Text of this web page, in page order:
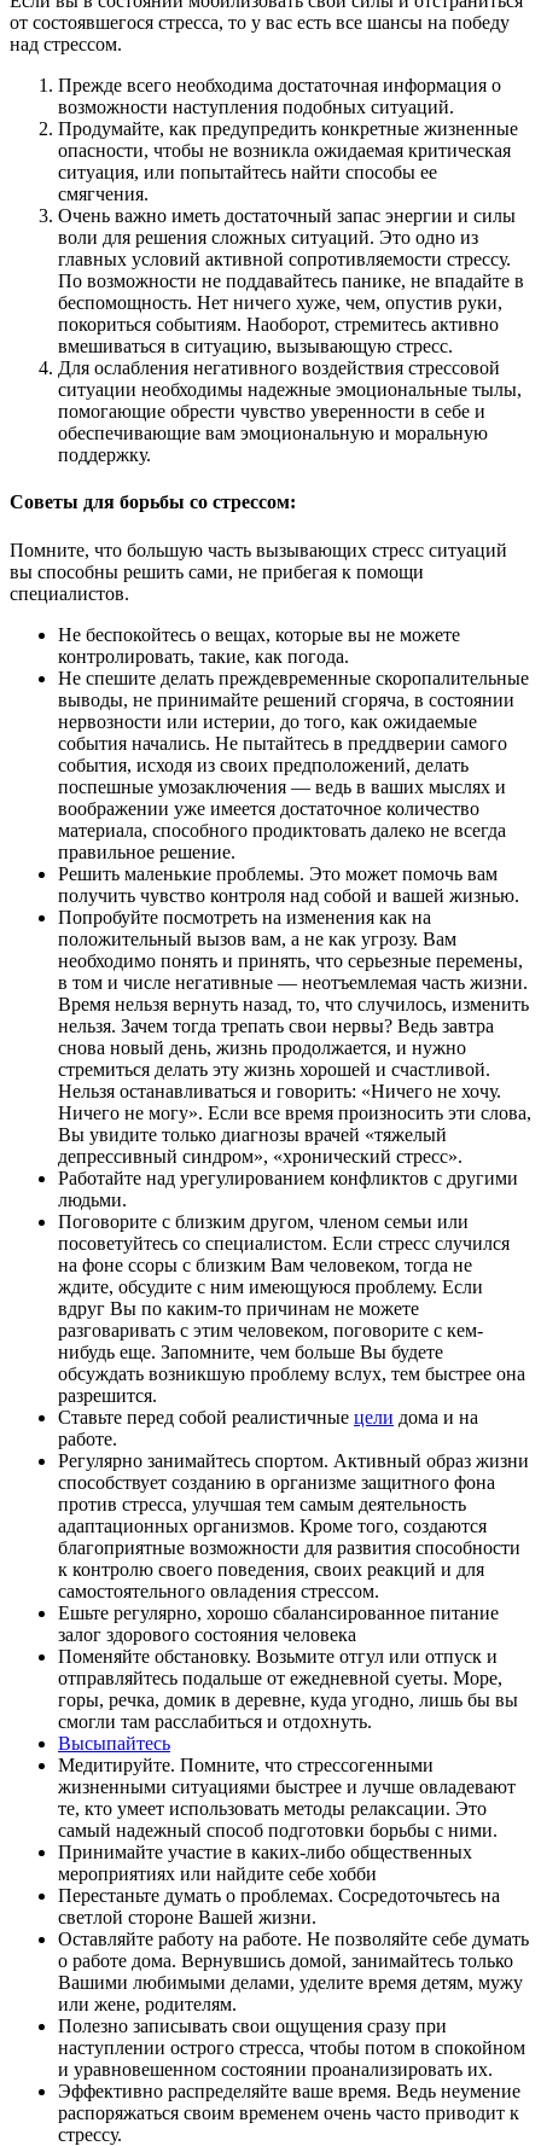
от состоявшегося стресса, то у вас есть все шансы на победу
над стрессом.
Прежде всего необходима достаточная информация о
возможности наступления подобных ситуаций.
Продумайте, как предупредить конкретные жизненные
опасности, чтобы не возникла ожидаемая критическая
ситуация, или попытайтесь найти способы ее
смягчения.
Очень важно иметь достаточный запас энергии и силы
воли для решения сложных ситуаций. Это одно из
главных условий активной сопротивляемости стрессу.
По возможности не поддавайтесь панике, не впадайте в
беспомощность. Нет ничего хуже, чем, опустив руки,
покориться событиям. Наоборот, стремитесь активно
вмешиваться в ситуацию, вызывающую стресс.
Для ослабления негативного воздействия стрессовой
ситуации необходимы надежные эмоциональные тылы,
помогающие обрести чувство уверенности в себе и
обеспечивающие вам эмоциональную и моральную
поддержку.
Советы для борьбы со стрессом:
Помните, что большую часть вызывающих стресс ситуаций
вы способны решить сами, не прибегая к помощи
специалистов.
Не беспокойтесь о вещах, которые вы не можете
контролировать, такие, как погода.
Не спешите делать преждевременные скоропалительные
выводы, не принимайте решений сгоряча, в состоянии
нервозности или истерии, до того, как ожидаемые
события начались. Не пытайтесь в преддверии самого
события, исходя из своих предположений, делать
поспешные умозаключения — ведь в ваших мыслях и
воображении уже имеется достаточное количество
материала, способного продиктовать далеко не всегда
правильное решение.
Решить маленькие проблемы. Это может помочь вам
получить чувство контроля над собой и вашей жизнью.
Попробуйте посмотреть на изменения как на
положительный вызов вам, а не как угрозу. Вам
необходимо понять и принять, что серьезные перемены,
в том и числе негативные — неотъемлемая часть жизни.
Время нельзя вернуть назад, то, что случилось, изменить
нельзя. Зачем тогда трепать свои нервы? Ведь завтра
снова новый день, жизнь продолжается, и нужно
стремиться делать эту жизнь хорошей и счастливой.
Нельзя останавливаться и говорить: «Ничего не хочу.
Ничего не могу». Если все время произносить эти слова,
Вы увидите только диагнозы врачей «тяжелый
депрессивный синдром», «хронический стресс».
Работайте над урегулированием конфликтов с другими
людьми.
Поговорите с близким другом, членом семьи или
посоветуйтесь со специалистом. Если стресс случился
на фоне ссоры с близким Вам человеком, тогда не
ждите, обсудите с ним имеющуюся проблему. Если
вдруг Вы по каким-то причинам не можете
разговаривать с этим человеком, поговорите с кем-
нибудь еще. Запомните, чем больше Вы будете
обсуждать возникшую проблему вслух, тем быстрее она
разрешится.
Ставьте перед собой реалистичные цели дома и на
работе.
Регулярно занимайтесь спортом. Активный образ жизни
способствует созданию в организме защитного фона
против стресса, улучшая тем самым деятельность
адаптационных организмов. Кроме того, создаются
благоприятные возможности для развития способности
к контролю своего поведения, своих реакций и для
самостоятельного овладения стрессом.
Ешьте регулярно, хорошо сбалансированное питание
залог здорового состояния человека
Поменяйте обстановку. Возьмите отгул или отпуск и
отправляйтесь подальше от ежедневной суеты. Море,
горы, речка, домик в деревне, куда угодно, лишь бы вы
смогли там расслабиться и отдохнуть.
Высыпайтесь
Медитируйте. Помните, что стрессогенными
жизненными ситуациями быстрее и лучше овладевают
те, кто умеет использовать методы релаксации. Это
самый надежный способ подготовки борьбы с ними.
Принимайте участие в каких-либо общественных
мероприятиях или найдите себе хобби
Перестаньте думать о проблемах. Сосредоточьтесь на
светлой стороне Вашей жизни.
Оставляйте работу на работе. Не позволяйте себе думать
о работе дома. Вернувшись домой, занимайтесь только
Вашими любимыми делами, уделите время детям, мужу
или жене, родителям.
Полезно записывать свои ощущения сразу при
наступлении острого стресса, чтобы потом в спокойном
и уравновешенном состоянии проанализировать их.
Эффективно распределяйте ваше время. Ведь неумение
распоряжаться своим временем очень часто приводит к
стрессу.